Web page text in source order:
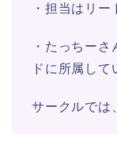
・担当はリー
・たっちー
ドに所属して
サークルでは